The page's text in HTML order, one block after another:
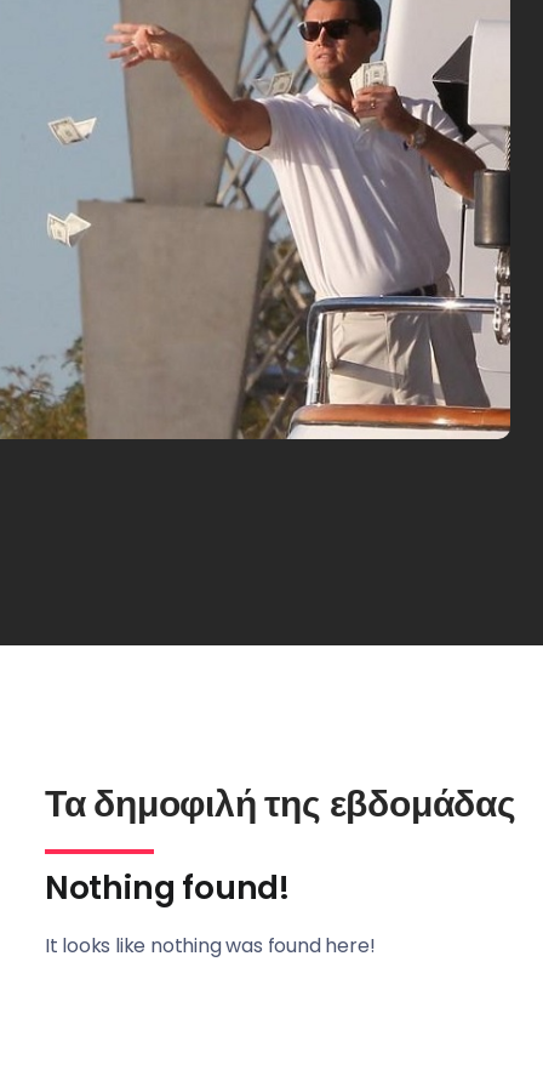
Τα δημοφιλή της εβδομάδας
Nothing found!
It looks like nothing was found here!